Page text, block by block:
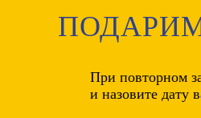
При повторном
и назовите дату